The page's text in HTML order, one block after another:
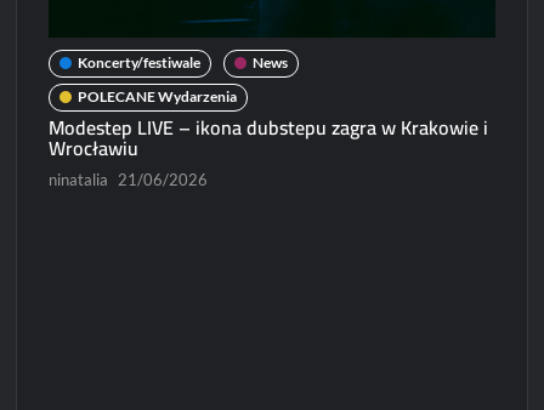
Koncerty/festiwale
News
POLECANE Wydarzenia
Modestep LIVE – ikona dubstepu zagra w Krakowie i
Wrocławiu
ninatalia 21/06/2026